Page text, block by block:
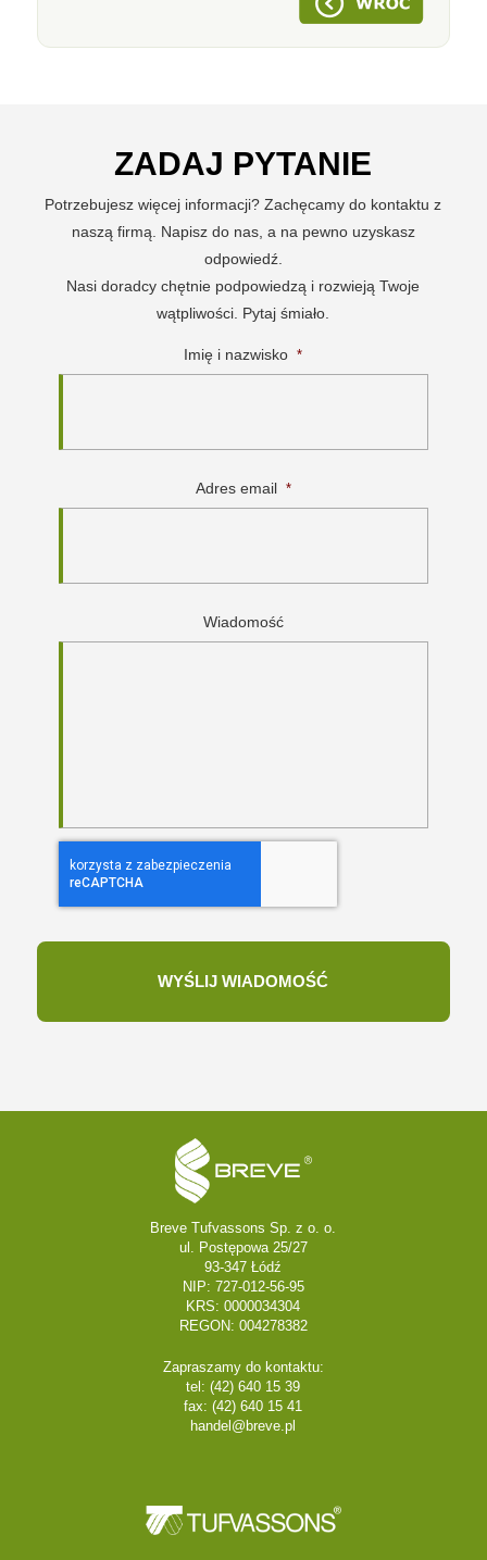
ZADAJ PYTANIE
Potrzebujesz więcej informacji? Zachęcamy do kontaktu z
naszą firmą. Napisz do nas, a na pewno uzyskasz
odpowiedź.
Nasi doradcy chętnie podpowiedzą i rozwieją Twoje
wątpliwości. Pytaj śmiało.
Imię i nazwisko *
Adres email *
Wiadomość
Breve Tufvassons Sp. z o. o.
ul. Postępowa 25/27
93-347 Łódź
NIP: 727-012-56-95
KRS: 0000034304
REGON: 004278382
Zapraszamy do kontaktu:
tel: (42) 640 15 39
fax: (42) 640 15 41
handel@breve.pl